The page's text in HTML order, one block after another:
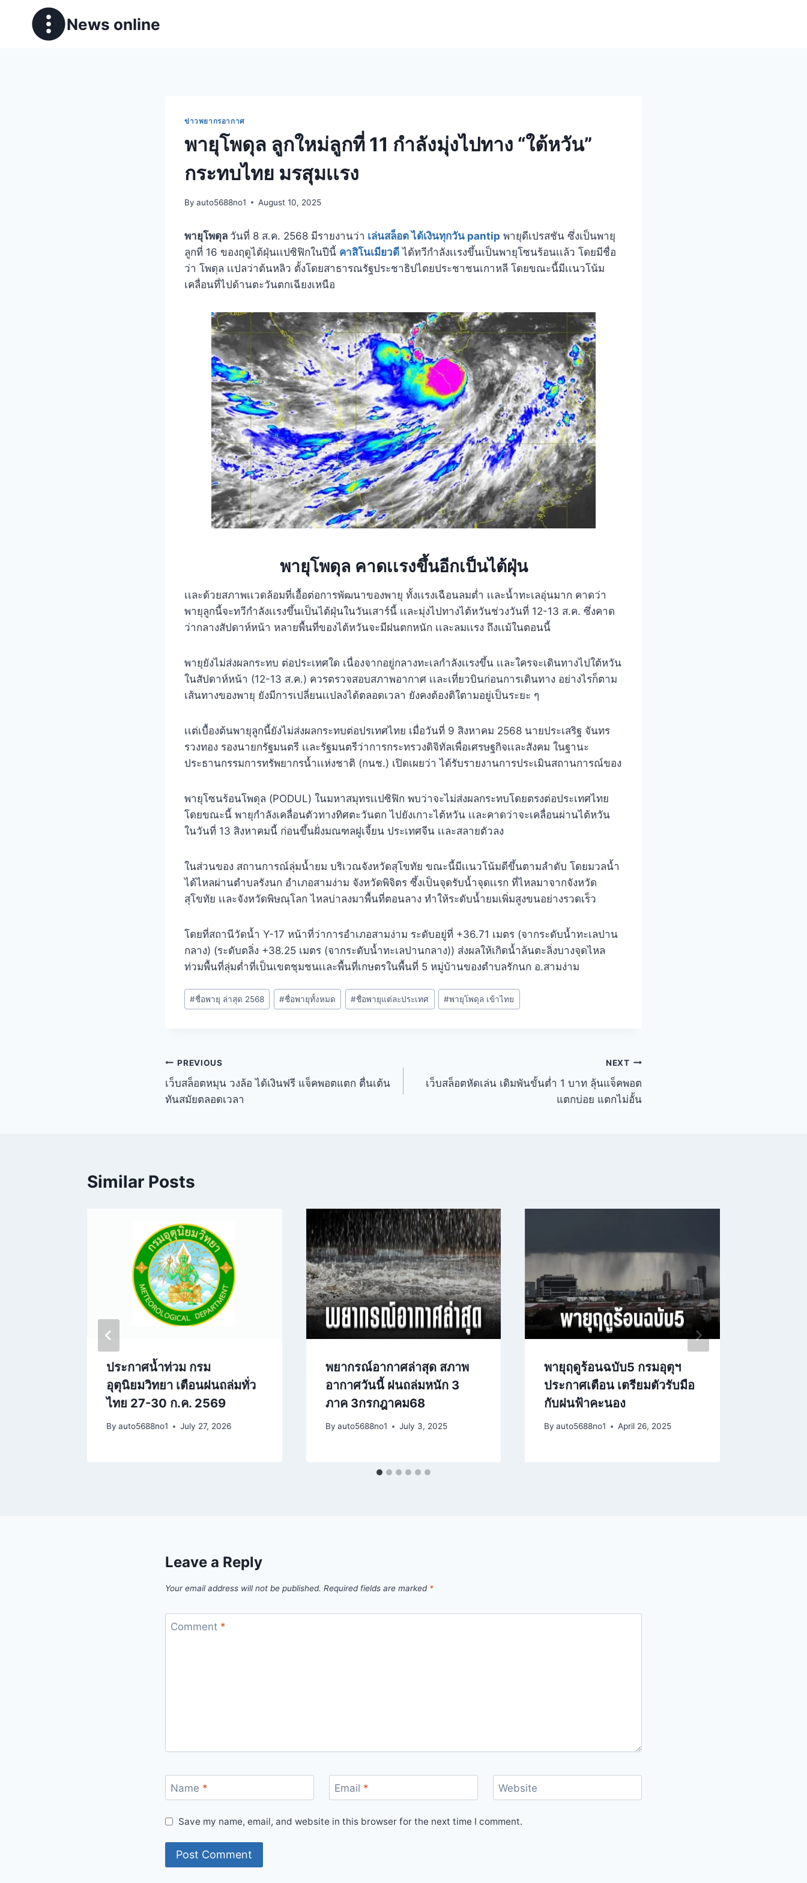
News online
ข่าวพยากรอากาศ
พายุโพดุล ลูกใหม่ลูกที่ 11 กำลังมุ่งไปทาง “ใต้หวัน”
กระทบไทย มรสุมเเรง
By auto5688no1 August 10, 2025
พายุโพดุล วันที่ 8 ส.ค. 2568 มีรายงานว่า เล่นสล็อต ได้เงินทุกวัน pantip พายุดีเปรสชัน ซึ่งเป็นพายุ
ลูกที่ 16 ของฤดูไต้ฝุ่นเเปซิฟิกในปีนี้ คาสิโนเมียวดี ได้ทวีกำลังเเรงขึ้นเป็นพายุโซนร้อนเเล้ว โดยมีชื่อ
ว่า โพดุล เเปลว่าต้นหลิว ตั้งโดยสาธารณรัฐประชาธิปไตยประชาชนเกาหลี โดยขณะนี้มีเเนวโน้ม
เคลื่อนที่ไปด้านตะวันตกเฉียงเหนือ
พายุโพดุล คาดเเรงขึ้นอีกเป็นไต้ฝุ่น
เเละด้วยสภาพเเวดล้อมที่เอื้อต่อการพัฒนาของพายุ ทั้งเเรงเฉือนลมต่ำ เเละน้ำทะเลอุ่นมาก คาดว่า
พายุลูกนี้จะทวีกำลังเเรงขึ้นเป็นไต้ฝุ่นในวันเสาร์นี้ เเละมุ่งไปทางไต้หวันช่วงวันที่ 12-13 ส.ค. ซึ่งคาด
ว่ากลางสัปดาห์หน้า หลายพื้นที่ของไต้หวันจะมีฝนตกหนัก เเละลมเเรง ถึงเเม้ในตอนนี้
พายุยังไม่ส่งผลกระทบ ต่อประเทศใด เนื่องจากอยู่กลางทะเลกำลังเเรงขึ้น เเละใครจะเดินทางไปใต้หวัน
ในสัปดาห์หน้า (12-13 ส.ค.) ควรตรวจสอบสภาพอากาศ เเละเที่ยวบินก่อนการเดินทาง อย่างไรก็ตาม
เส้นทางของพายุ ยังมีการเปลี่ยนเเปลงได้ตลอดเวลา ยังคงต้องติใตามอยู่เป็นระยะ ๆ
เเต่เบื้องต้นพายุลูกนี้ยังไม่ส่งผลกระทบต่อปรเทศไทย เมื่อวันที่ 9 สิงหาคม 2568 นายประเสริฐ จันทร
รวงทอง รองนายกรัฐมนตรี เเละรัฐมนตรีว่าการกระทรวงดิจิทัลเพื่อเศรษฐกิจเเละสังคม ในฐานะ
ประธานกรรมการทรัพยากรน้ำเเห่งชาติ (กนช.) เปิดเผยว่า ได้รับรายงานการประเมินสถานการณ์ของ
พายุโซนร้อนโพดุล (PODUL) ในมหาสมุทรเเปซิฟิก พบว่าจะไม่ส่งผลกระทบโดยตรงต่อประเทศไทย
โดยขณะนี้ พายุกำลังเคลื่อนตัวทางทิศตะวันตก ไปยังเกาะไต้หวัน เเละคาดว่าจะเคลื่อนผ่านไต้หวัน
ในวันที่ 13 สิงหาคมนี้ ก่อนขึ้นฝั่งมณฑลฝูเจี้ยน ประเทศจีน เเละสลายตัวลง
ในส่วนของ สถานการณ์ลุ่มน้ำยม บริเวณจังหวัดสุโขทัย ขณะนี้มีเเนวโน้มดีขึ้นตามลำดับ โดยมวลน้ำ
ได้ไหลผ่านตำบลรังนก อำเภอสามง่าม จังหวัดพิจิตร ซึ้งเป็นจุดรับน้ำจุดเเรก ที่ไหลมาจากจังหวัด
สุโขทัย เเละจังหวัดพิษณุโลก ไหลบ่าลงมาพื้นที่ตอนลาง ทำให้ระดับน้ำยมเพิ่มสูงขนอย่างรวดเร็ว
โดยที่สถานีวัดน้ำ Y-17 หน้าที่ว่าการอำเภอสามง่าม ระดับอยู่ที่ +36.71 เมตร (จากระดับน้ำทะเลปาน
กลาง) (ระดับตลิ่ง +38.25 เมตร (จากระดับน้ำทะเลปานกลาง)) ส่งผลให้เกิดน้ำล้นตะลิ่งบางจุดไหล
ท่วมพื้นที่ลุ่มต่ำที่เป็นเขตชุมชนเเละพื้นที่เกษตรในพื้นที่ 5 หมู่บ้านของตำบลรักนก อ.สามง่าม
#ชื่อพายุ ล่าสุด 2568 #ชื่อพายุทั้งหมด #ชื่อพายุแต่ละประเทศ #พายุโพดุล เข้าไทย
PREVIOUS
เว็บสล็อตหมุน วงล้อ ได้เงินฟรี แจ็คพอตแตก ตื่นเต้น
ทันสมัยตลอดเวลา
NEXT
เว็บสล็อตหัดเล่น เดิมพันขั้นต่ำ 1 บาท ลุ้นแจ็คพอต
แตกบ่อย แตกไม่อั้น
Similar Posts
ประกาศน้ำท่วม กรม
อุตุนิยมวิทยา เตือนฝนถล่มทั่ว
ไทย 27-30 ก.ค. 2569
By auto5688no1 July 27, 2026
พยากรณ์อากาศล่าสุด สภาพ
อากาศวันนี้ ฝนถล่มหนัก 3
ภาค 3กรกฎาคม68
By auto5688no1 July 3, 2025
พายุฤดูร้อนฉบับ5 กรมอุตุฯ
ประกาศเตือน เตรียมตัวรับมือ
กับฝนฟ้าคะนอง
By auto5688no1 April 26, 2025
Leave a Reply
Your email address will not be published. Required fields are marked *
Comment *
Name * Email * Website
Save my name, email, and website in this browser for the next time I comment.